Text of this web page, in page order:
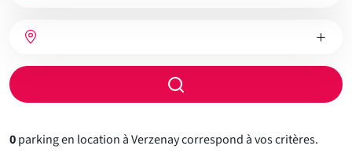
chambres
chauffage
Rayon
de
0parking en location à Verzenay correspond à vos critères.